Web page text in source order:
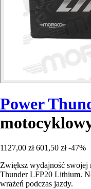
Power
1127,00 zł 601,50 zł -47%
Zwiększ wydajność swojej
Thunder LFP20 Lithium.
wrażeń podczas jazdy.